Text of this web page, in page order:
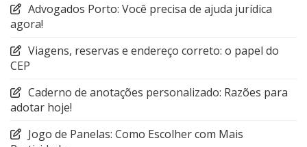
Advogados Porto: Você precisa de ajuda jurídica
agora!
Viagens, reservas e endereço correto: o papel do
CEP
Caderno de anotações personalizado: Razões para
adotar hoje!
Jogo de Panelas: Como Escolher com Mais